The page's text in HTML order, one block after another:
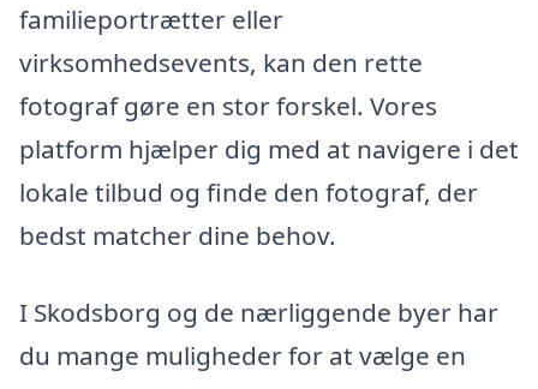
familieportrætter eller
virksomhedsevents, kan den rette
fotograf gøre en stor forskel. Vores
platform hjælper dig med at navigere i det
lokale tilbud og finde den fotograf, der
bedst matcher dine behov.
I Skodsborg og de nærliggende byer har
du mange muligheder for at vælge en